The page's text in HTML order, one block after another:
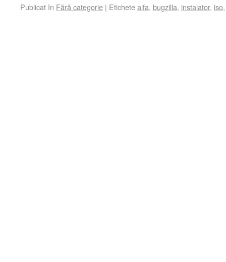
Publicat în Fără categorie | Etichetealfa, bugzilla, instalator, iso